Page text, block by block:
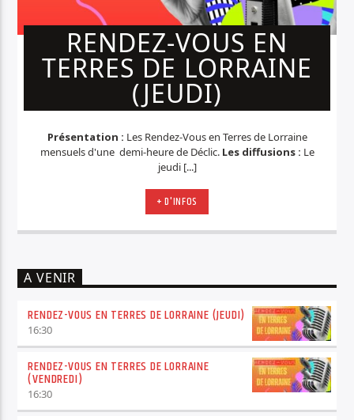
RENDEZ-VOUS EN
TERRES DE LORRAINE
(JEUDI)
Présentation : Les Rendez-Vous en Terres de Lorraine
mensuels d'une demi-heure de Déclic. Les diffusions : Le
jeudi [...]
+ D'INFOS
A VENIR
RENDEZ-VOUS EN TERRES DE LORRAINE (JEUDI)
16:30
RENDEZ-VOUS EN TERRES DE LORRAINE
(VENDREDI)
16:30